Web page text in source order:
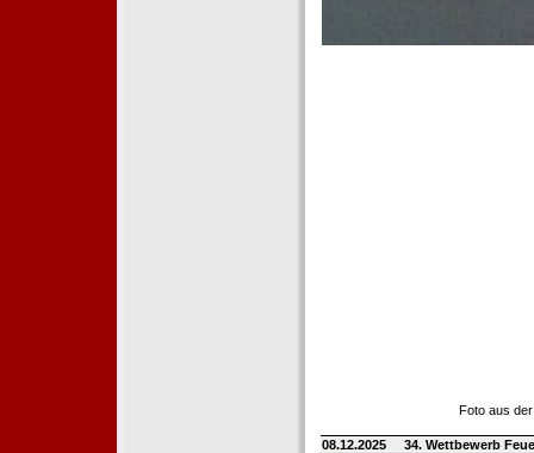
Foto aus
08.12.2025 34. Wettbewerb